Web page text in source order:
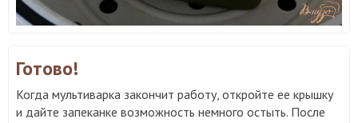
Готово!
Когда мультиварка закончит работу, откройте ее крышку
и дайте запеканке возможность немного остыть. После